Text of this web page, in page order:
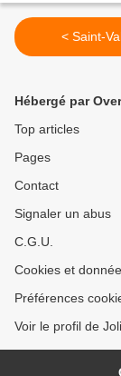
< Saint-
Hébergé par
Top articles
Pages
Contact
Signaler un abus
C.G.U.
Cookies et
Préférences
Voir le profil de